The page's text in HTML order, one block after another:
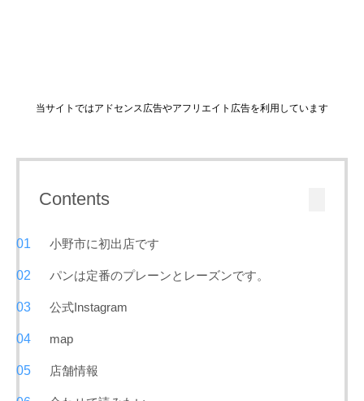
当サイトではアドセンス広告やアフリエイト広告を利用しています
Contents
小野市に初出店です
パンは定番のプレーンとレーズンです。
公式Instagram
map
店舗情報